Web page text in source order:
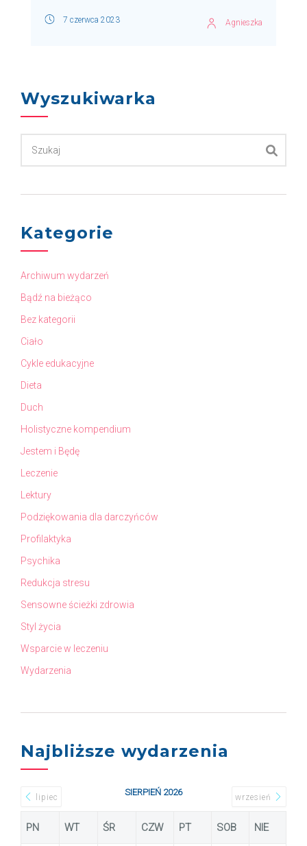
7 czerwca 2023 Agnieszka
Wyszukiwarka
Kategorie
Archiwum wydarzeń
Bądź na bieżąco
Bez kategorii
Ciało
Cykle edukacyjne
Dieta
Duch
Holistyczne kompendium
Jestem i Będę
Leczenie
Lektury
Podziękowania dla darczyńców
Profilaktyka
Psychika
Redukcja stresu
Sensowne ścieżki zdrowia
Styl życia
Wsparcie w leczeniu
Wydarzenia
Najbliższe wydarzenia
lipiec SIERPIEŃ 2026 wrzesień
PN WT ŚR CZW PT SOB NIE